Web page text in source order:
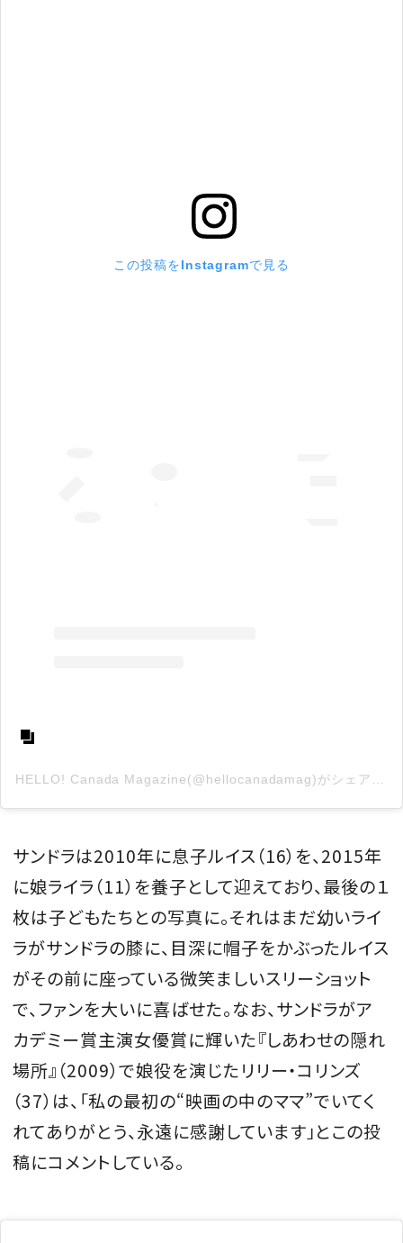
この投稿をInstagramで見る
HELLO! Canada Magazine(@hellocanadamag)がシェアした投稿
サンドラは2010年に息子ルイス（16）を、2015年
に娘ライラ（11）を養子として迎えており、最後の１
枚は子どもたちとの写真に。それはまだ幼いライ
ラがサンドラの膝に、目深に帽子をかぶったルイス
がその前に座っている微笑ましいスリーショット
で、ファンを大いに喜ばせた。なお、サンドラがア
カデミー賞主演女優賞に輝いた『しあわせの隠れ
場所』（2009）で娘役を演じたリリー・コリンズ
（37）は、「私の最初の“映画の中のママ”でいてく
れてありがとう、永遠に感謝しています」とこの投
稿にコメントしている。